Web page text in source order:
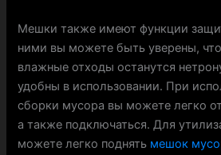
Мешки также имеют функции
ними вы можете быть уверены,
влажные отходы останутся
удобны в использовании. При
сборки мусора вы можете легко
а также подключаться. Для
можете легко поднять мешок